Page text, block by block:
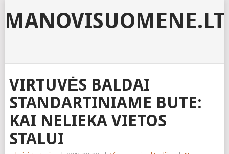
MANOVISUOMENE.LT
VIRTUVĖS BALDAI
STANDARTINIAME BUTE:
KAI NELIEKA VIETOS
STALUI